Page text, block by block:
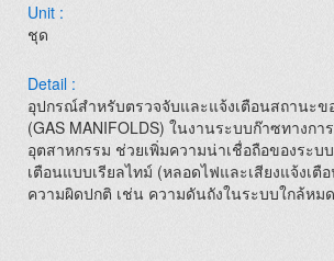
Unit :
ชุด
Detail :
อุปกรณ์สำหรับตรวจจับและแจ้งเตือนสถานะข
(GAS MANIFOLDS) ในงานระบบก๊าซทางกา
อุตสาหกรรม ช่วยเพิ่มความน่าเชื่อถือของระบ
เตือนแบบเรียลไทม์ (หลอดไฟและเสียงแจ้งเตื
ความผิดปกติ เช่น ความดันถังในระบบใกล้หมด